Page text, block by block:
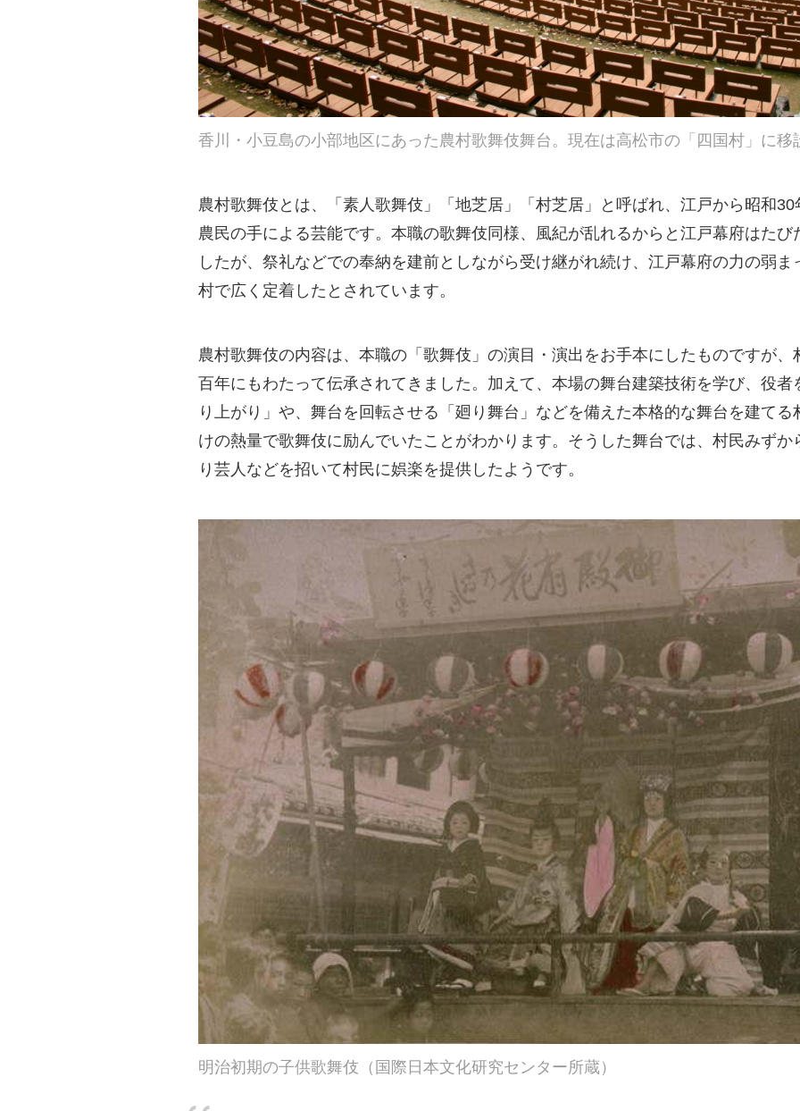
香川・小豆島の小部地区にあった農村歌舞伎舞台。現在は高松市の「四国村」に移
農村歌舞伎とは、
「素人歌舞伎」「地芝居」「村芝居」と呼ばれ、江戸から昭和30
農民の手による芸能です。本職の歌舞伎同様、風紀が乱れるからと江戸幕府はたび
したが、祭礼などでの奉納を建前としながら受け継がれ続け、江戸幕府の力の弱ま
村で広く定着したとされています。
農村歌舞伎の内容は、本職の「歌舞伎」の演目・演出をお手本にしたものですが
百年にもわたって伝承されてきました。加えて、本場の舞台建築技術を学び、役
り上がり」や、舞台を回転させる「廻り舞台」などを備えた本格的な舞台を建て
けの熱量で歌舞伎に励んでいたことがわかります。そうした舞台では、村民みずか
り芸人などを招いて村民に娯楽を提供したようです。
明治初期の子供歌舞伎（国際日本文化研究センター所蔵）